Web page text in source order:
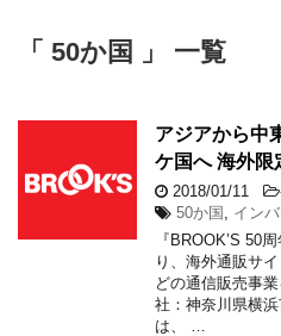
「 50か国 」 一覧
アジアから中
ケ国へ 海外限
2018/01/11
50か国
イン
『BROOK’S 50
り、海外通販サ
どの通信販売事
社：神奈川県横浜
は、 …